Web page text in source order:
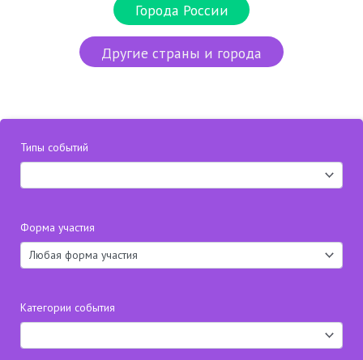
Города России
Другие страны и города
Типы событий
Форма участия
Категории события